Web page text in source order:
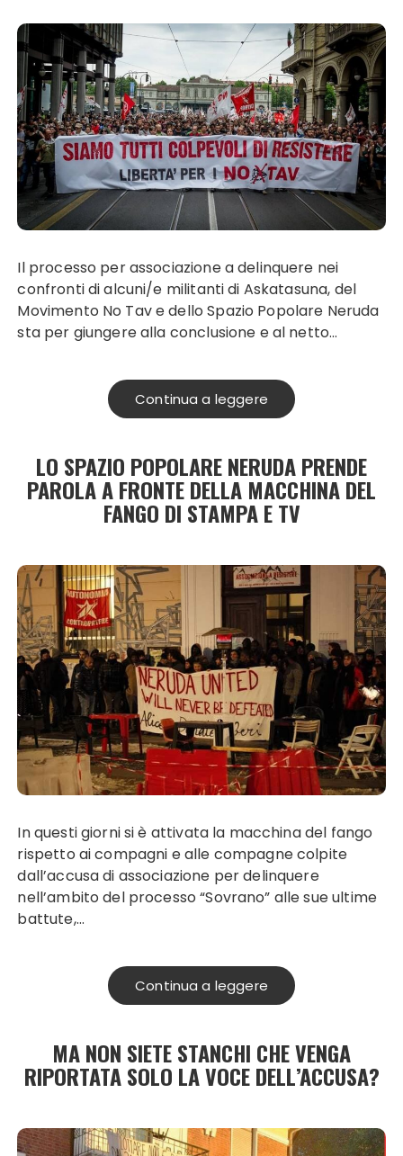
Il processo per associazione a delinquere nei
confronti di alcuni/e militanti di Askatasuna, del
Movimento No Tav e dello Spazio Popolare Neruda
sta per giungere alla conclusione e al netto…
Continua a leggere
LO SPAZIO POPOLARE NERUDA PRENDE
PAROLA A FRONTE DELLA MACCHINA DEL
FANGO DI STAMPA E TV
In questi giorni si è attivata la macchina del fango
rispetto ai compagni e alle compagne colpite
dall’accusa di associazione per delinquere
nell’ambito del processo “Sovrano” alle sue ultime
battute,…
Continua a leggere
MA NON SIETE STANCHI CHE VENGA
RIPORTATA SOLO LA VOCE DELL’ACCUSA?